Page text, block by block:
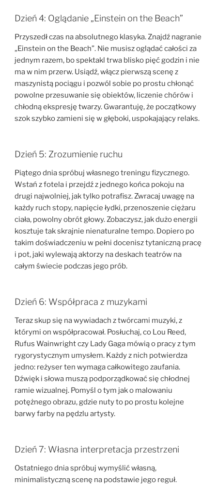
Dzień 4: Oglądanie „Einstein on the Beach”
Przyszedł czas na absolutnego klasyka. Znajdź nagranie
„Einstein on the Beach”. Nie musisz oglądać całości za
jednym razem, bo spektakl trwa blisko pięć godzin i nie
ma w nim przerw. Usiądź, włącz pierwszą scenę z
maszynistą pociągu i pozwól sobie po prostu chłonąć
powolne przesuwanie się obiektów, liczenie chórów i
chłodną ekspresję twarzy. Gwarantuję, że początkowy
szok szybko zamieni się w głęboki, uspokajający relaks.
Dzień 5: Zrozumienie ruchu
Piątego dnia spróbuj własnego treningu fizycznego.
Wstań z fotela i przejdź z jednego końca pokoju na
drugi najwolniej, jak tylko potrafisz. Zwracaj uwagę na
każdy ruch stopy, napięcie łydki, przenoszenie ciężaru
ciała, powolny obrót głowy. Zobaczysz, jak dużo energii
kosztuje tak skrajnie nienaturalne tempo. Dopiero po
takim doświadczeniu w pełni docenisz tytaniczną pracę
i pot, jaki wylewają aktorzy na deskach teatrów na
całym świecie podczas jego prób.
Dzień 6: Współpraca z muzykami
Teraz skup się na wywiadach z twórcami muzyki, z
którymi on współpracował. Posłuchaj, co Lou Reed,
Rufus Wainwright czy Lady Gaga mówią o pracy z tym
rygorystycznym umysłem. Każdy z nich potwierdza
jedno: reżyser ten wymaga całkowitego zaufania.
Dźwięk i słowa muszą podporządkować się chłodnej
ramie wizualnej. Pomyśl o tym jak o malowaniu
potężnego obrazu, gdzie nuty to po prostu kolejne
barwy farby na pędzlu artysty.
Dzień 7: Własna interpretacja przestrzeni
Ostatniego dnia spróbuj wymyślić własną,
minimalistyczną scenę na podstawie jego reguł.